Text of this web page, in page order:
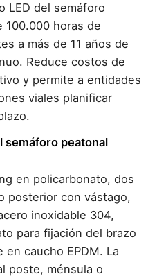
LED del semáforo
100.000 horas de
a más de 11 años de
Reduce costos de
y permite a entidades
viales planificar
semáforo peatonal
en policarbonato, dos
posterior con vástago,
inoxidable 304,
para fijación del brazo
caucho EPDM. La
poste, ménsula o